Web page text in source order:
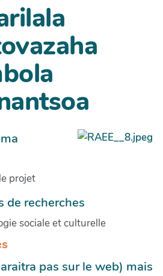
projet
de recherches
sociale et culturelle
pas sur le web) mais